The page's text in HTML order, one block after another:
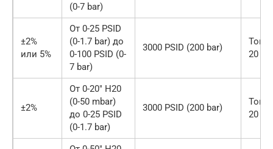
(0-7 bar)
±2%
или 5%
От 0-25 PSID
(0-1.7 bar) до
0-100 PSID (0-
7 bar)
3000 PSID (200 bar)
20 мА
±2%
От 0-20″ H20
(0-50 mbar)
до 0-25 PSID
(0-1.7 bar)
3000 PSID (200 bar)
20 мА